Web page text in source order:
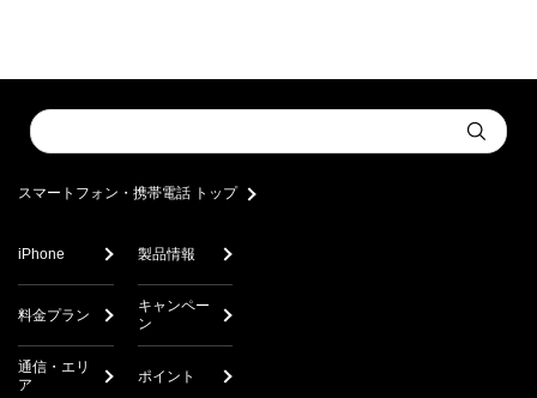
Conduct
a
Submit
スマートフォン・携帯電話 トップ
iPhone 製品情報
料金プラン
キャンペー
ン
通信・エリ
ア
ポイント